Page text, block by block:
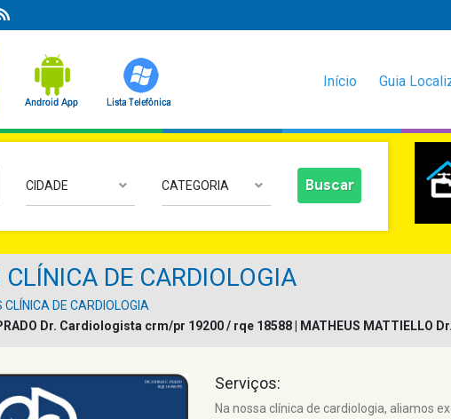
Início Guia
CIDADE CATEGORIA
CLÍNICA DE CARDIOLOGIA
CLÍNICA DE CARDIOLOGIA
Dr. Cardiologista crm/pr 19200 / rqe 18588 | MATHEUS MATTIELLO
Serviços:
Na nossa clínica de cardiologia, aliamos